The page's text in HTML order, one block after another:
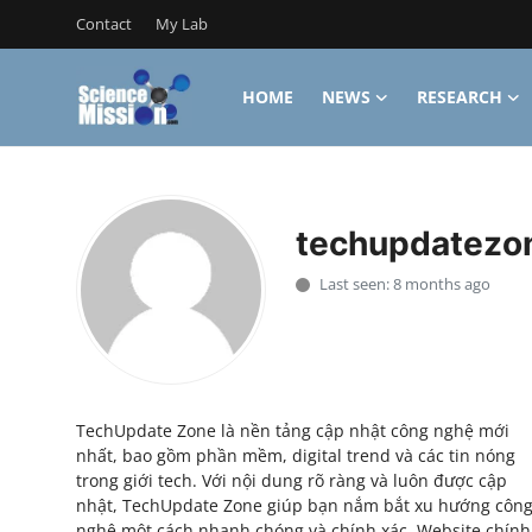
Contact My Lab
HOME NEWS RESEARCH
Login
Contact
My Lab
Science Hangouts
My Lab
Last seen: 8 months ago
TechUpdate Zone là nền tảng cập nhật công nghệ mới
nhất, bao gồm phần mềm, digital trend và các tin nóng
trong giới tech. Với nội dung rõ ràng và luôn được cập
nhật, TechUpdate Zone giúp bạn nắm bắt xu hướng công